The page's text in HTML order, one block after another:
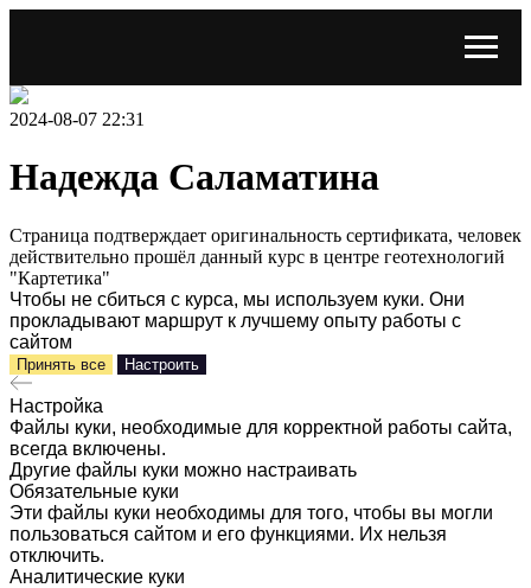
2024-08-07 22:31
Надежда Саламатина
Страница подтверждает оригинальность сертификата, человек
действительно прошёл данный курс в центре геотехнологий
"Картетика"
Чтобы не сбиться с курса, мы используем куки. Они
прокладывают маршрут к лучшему опыту работы с
сайтом
Принять все Настроить
Настройка
Файлы куки, необходимые для корректной работы сайта,
всегда включены.
Другие файлы куки можно настраивать
Обязательные куки
Эти файлы куки необходимы для того, чтобы вы могли
пользоваться сайтом и его функциями. Их нельзя
отключить.
Аналитические куки